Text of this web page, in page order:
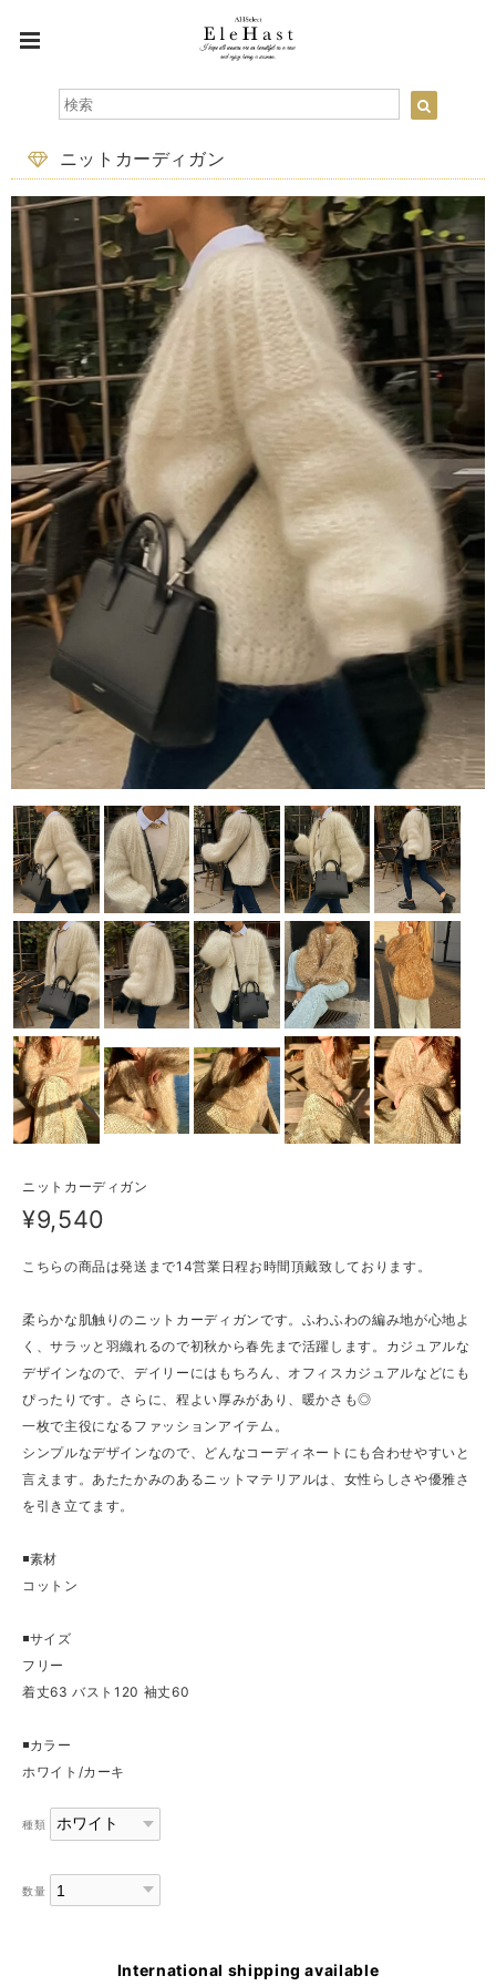
ニットカーディガン
ニットカーディガン
¥9,540
こちらの商品は発送まで14営業日程お時間頂戴致しております。
柔らかな肌触りのニットカーディガンです。ふわふわの編み地が心地よ
く、サラッと羽織れるので初秋から春先まで活躍します。カジュアルな
デザインなので、デイリーにはもちろん、オフィスカジュアルなどにも
ぴったりです。さらに、程よい厚みがあり、暖かさも◎
一枚で主役になるファッションアイテム。
シンプルなデザインなので、どんなコーディネートにも合わせやすいと
言えます。あたたかみのあるニットマテリアルは、女性らしさや優雅さ
を引き立てます。
◾️素材
コットン
◾️サイズ
フリー
着丈63 バスト120 袖丈60
◾️カラー
ホワイト/カーキ
種類
数量
International shipping available